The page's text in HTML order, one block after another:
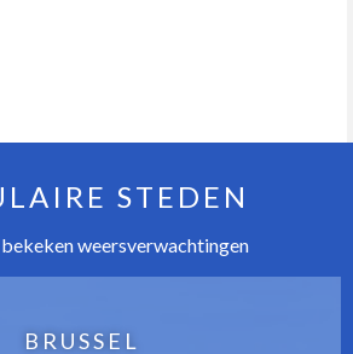
STEDEN
weersverwachtingen
BRUSSEL